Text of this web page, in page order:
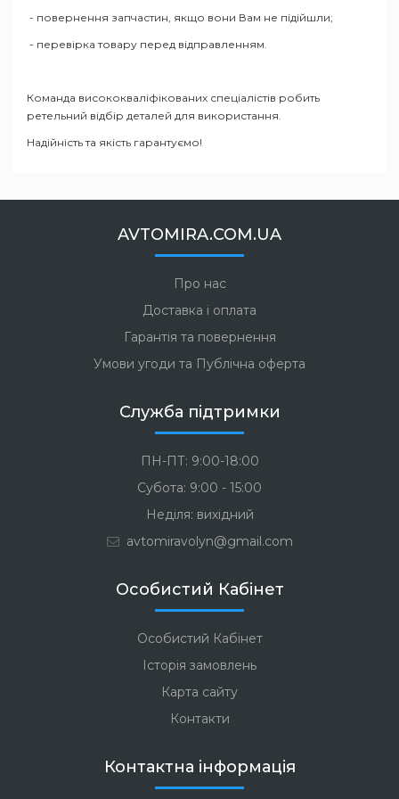
- повернення запчастин, якщо вони Вам не підійшли;
- перевірка товару перед відправленням.
Команда висококваліфікованих спеціалістів робить
ретельний відбір деталей для використання.
Надійність та якість гарантуємо!
AVTOMIRA.COM.UA
Про нас
Доставка і оплата
Гарантія та повернення
Умови угоди та Публічна оферта
Служба підтримки
ПН-ПТ: 9:00-18:00
Субота: 9:00 - 15:00
Неділя: вихідний
avtomiravolyn@gmail.com
Особистий Кабінет
Особистий Кабінет
Історія замовлень
Карта сайту
Контакти
Контактна інформація